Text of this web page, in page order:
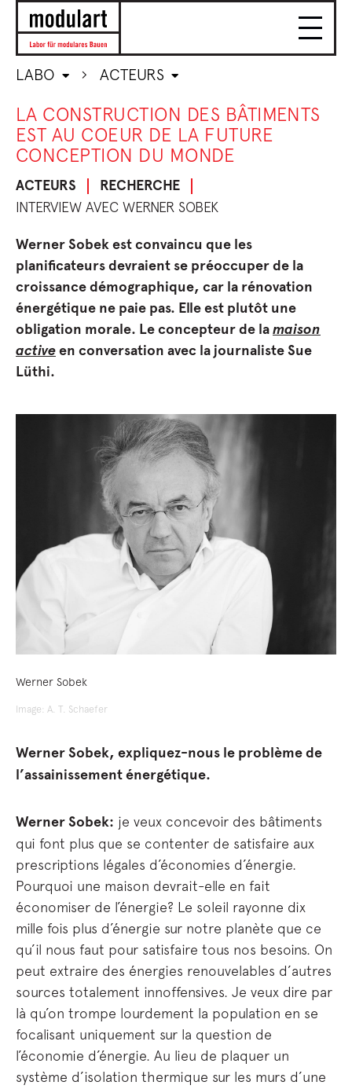
LABO ACTEURS
LA CONSTRUCTION DES BÂTIMENTS
EST AU COEUR DE LA FUTURE
CONCEPTION DU MONDE
ACTEURS RECHERCHE
INTERVIEW AVEC WERNER SOBEK
Werner Sobek est convaincu que les
planificateurs devraient se préoccuper de la
croissance démographique, car la rénovation
énergétique ne paie pas. Elle est plutôt une
obligation morale. Le concepteur de lamaison
activeen conversation avec la journaliste Sue
Lüthi.
Werner Sobek
Image: A. T. Schaefer
Werner Sobek, expliquez-nous le problème de
l’assainissement énergétique.
Werner Sobek: je veux concevoir des bâtiments
qui font plus que se contenter de satisfaire aux
prescriptions légales d’économies d’énergie.
Pourquoi une maison devrait-elle en fait
économiser de l’énergie? Le soleil rayonne dix
mille fois plus d’énergie sur notre planète que ce
qu’il nous faut pour satisfaire tous nos besoins. On
peut extraire des énergies renouvelables d’autres
sources totalement innoffensives. Je veux dire par
là qu’on trompe lourdement la population en se
focalisant uniquement sur la question de
l’économie d’énergie. Au lieu de plaquer un
système d’isolation thermique sur les murs d’une